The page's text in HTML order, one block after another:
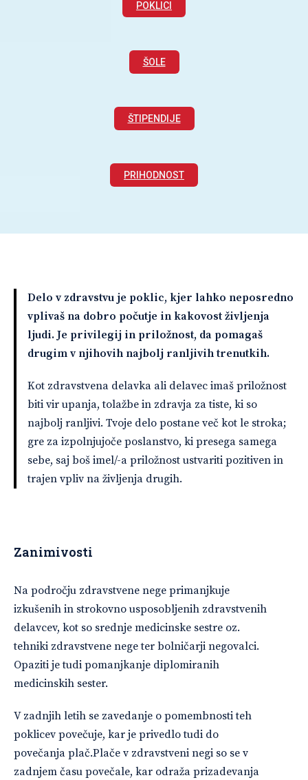
POKLICI
ŠOLE
ŠTIPENDIJE
PRIHODNOST
Delo v zdravstvu je poklic, kjer lahko neposredno
vplivaš na dobro počutje in kakovost življenja
ljudi. Je privilegij in priložnost, da pomagaš
drugim v njihovih najbolj ranljivih trenutkih.
Kot zdravstvena delavka ali delavec imaš priložnost
biti vir upanja, tolažbe in zdravja za tiste, ki so
najbolj ranljivi. Tvoje delo postane več kot le stroka;
gre za izpolnjujoče poslanstvo, ki presega samega
sebe, saj boš imel/-a priložnost ustvariti pozitiven in
trajen vpliv na življenja drugih.
Zanimivosti
Na področju zdravstvene nege primanjkuje
izkušenih in strokovno usposobljenih zdravstvenih
delavcev, kot so srednje medicinske sestre oz.
tehniki zdravstvene nege ter bolničarji negovalci.
Opaziti je tudi pomanjkanje diplomiranih
medicinskih sester.
V zadnjih letih se zavedanje o pomembnosti teh
poklicev povečuje, kar je privedlo tudi do
povečanja plač.Plače v zdravstveni negi so se v
zadnjem času povečale, kar odraža prizadevanja